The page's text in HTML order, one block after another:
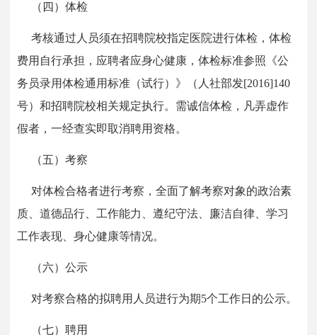
（四）体检
考核通过人员须在招聘院校指定医院进行体检，体检
费用自行承担，应聘者应身心健康，体检标准参照《公
务员录用体检通用标准（试行）》（人社部发[2016]140
号）和招聘院校相关规定执行。需诚信体检，凡弄虚作
假者，一经查实即取消聘用资格。
（五）考察
对体检合格者进行考察，全面了解考察对象的政治素
质、道德品行、工作能力、遵纪守法、廉洁自律、学习
工作表现、身心健康等情况。
（六）公示
对考察合格的拟聘用人员进行为期5个工作日的公示。
（七）聘用